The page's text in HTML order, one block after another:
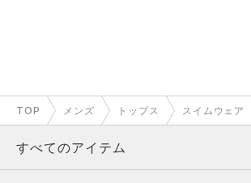
TOP メンズ トップス スイムウェア
すべてのアイテム